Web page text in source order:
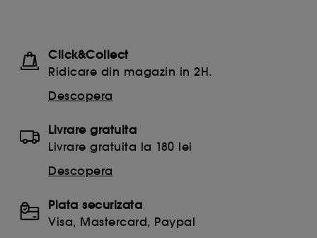
Click&Collect
Ridicare din magazin in 2H.
Descopera
Livrare gratuita
Livrare gratuita la 180 lei
Descopera
Plata securizata
Visa, Mastercard, Paypal